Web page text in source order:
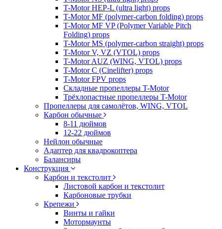
T-Motor HEP-L (ultra light) props
T-Motor MF (polymer-carbon folding) props
T-Motor MF VP (Polymer Variable Pitch
Folding) props
T-Motor MS (polymer-carbon straight) props
T-Motor V, VZ (VTOL) props
T-Motor AUZ (WING, VTOL) props
T-Motor C (Cinelifter) props
T-Motor FPV props
Складные пропеллеры T-Motor
Трёхлопастные пропеллеры T-Motor
Пропеллеры для самолётов, WING, VTOL
Карбон обычные
8-11 дюймов
12-22 дюймов
Нейлон обычные
Адаптер для квадрокоптера
Балансиры
Конструкция
Карбон и текстолит
Листовой карбон и текстолит
Карбоновые трубки
Крепежи
Винты и гайки
Мотормаунты